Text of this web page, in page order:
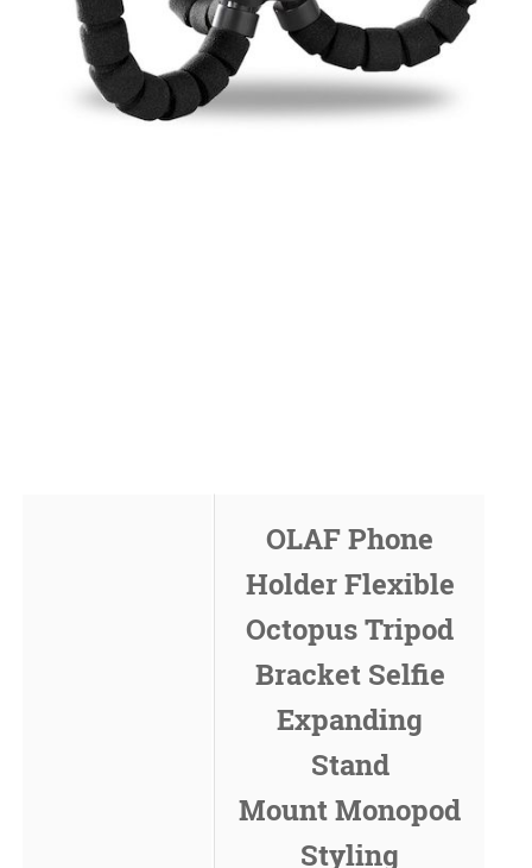
OLAF Phone
Holder Flexible
Octopus Tripod
Bracket Selfie
Expanding
Stand
Mount Monopod
Styling